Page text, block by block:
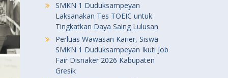
SMKN 1 Duduksampeyan
Laksanakan Tes TOEIC untuk
Tingkatkan Daya Saing Lulusan
Perluas Wawasan Karier, Siswa
SMKN 1 Duduksampeyan Ikuti Job
Fair Disnaker 2026 Kabupaten
Gresik